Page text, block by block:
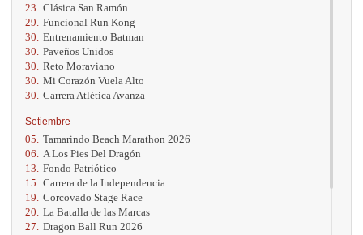
23. Clásica San Ramón
29. Funcional Run Kong
30. Entrenamiento Batman
30. Paveños Unidos
30. Reto Moraviano
30. Mi Corazón Vuela Alto
30. Carrera Atlética Avanza
Setiembre
05. Tamarindo Beach Marathon 2026
06.
A Los Pies Del Dragón
13. Fondo Patriótico
15. Carrera de la Independencia
19. Corcovado Stage Race
20. La Batalla de las Marcas
27. Dragon Ball Run 2026